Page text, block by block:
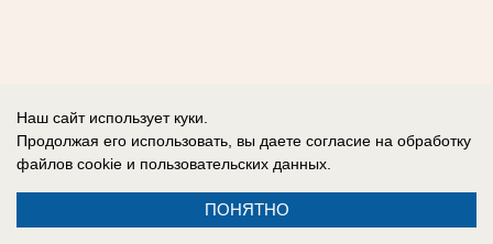
Наш сайт использует куки.
Продолжая его использовать, вы даете согласие на обработку
файлов cookie и пользовательских данных.
ПОНЯТНО